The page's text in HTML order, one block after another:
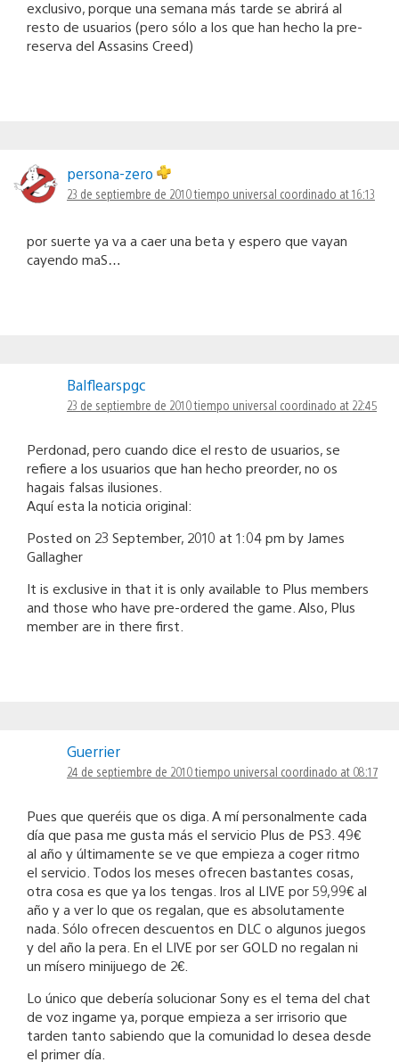
exclusivo, porque una semana más tarde se abrirá al
resto de usuarios (pero sólo a los que han hecho la pre-
reserva del Assasins Creed)
persona-zero
23 de septiembre de 2010 tiempo universal coordinado at 16:13
por suerte ya va a caer una beta y espero que vayan
cayendo maS…
Balflearspgc
23 de septiembre de 2010 tiempo universal coordinado at 22:45
Perdonad, pero cuando dice el resto de usuarios, se
refiere a los usuarios que han hecho preorder, no os
hagais falsas ilusiones.
Aquí esta la noticia original:
Posted on 23 September, 2010 at 1:04 pm by James
Gallagher
It is exclusive in that it is only available to Plus members
and those who have pre-ordered the game. Also, Plus
member are in there first.
Guerrier
24 de septiembre de 2010 tiempo universal coordinado at 08:17
Pues que queréis que os diga. A mí personalmente cada
día que pasa me gusta más el servicio Plus de PS3. 49€
al año y últimamente se ve que empieza a coger ritmo
el servicio. Todos los meses ofrecen bastantes cosas,
otra cosa es que ya los tengas. Iros al LIVE por 59,99€ al
año y a ver lo que os regalan, que es absolutamente
nada. Sólo ofrecen descuentos en DLC o algunos juegos
y del año la pera. En el LIVE por ser GOLD no regalan ni
un mísero minijuego de 2€.
Lo único que debería solucionar Sony es el tema del chat
de voz ingame ya, porque empieza a ser irrisorio que
tarden tanto sabiendo que la comunidad lo desea desde
el primer día.